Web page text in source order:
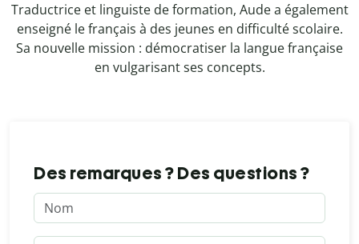
Traductrice et linguiste de formation, Aude a également
enseigné le français à des jeunes en difficulté scolaire.
Sa nouvelle mission : démocratiser la langue française
en vulgarisant ses concepts.
Des remarques ? Des questions ?